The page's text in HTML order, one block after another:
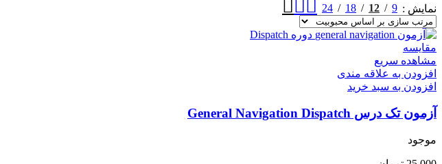
نمایش
9
12
18
24
مقایسه
مشاهده سریع
افزودن به علاقه مندی
افزودن به سبد خرید
آزمون تک درس General Navigation Dispatch
موجود